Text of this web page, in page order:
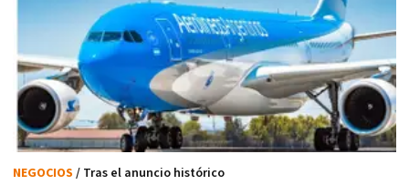
NEGOCIOS / Tras el anuncio histórico